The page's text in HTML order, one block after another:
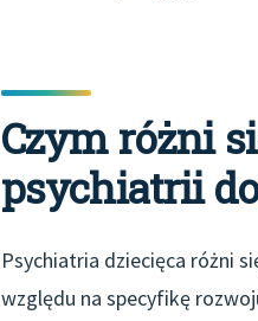
Czym różni
psychiatrii
Psychiatria dziecięca różni
względu na specyfikę